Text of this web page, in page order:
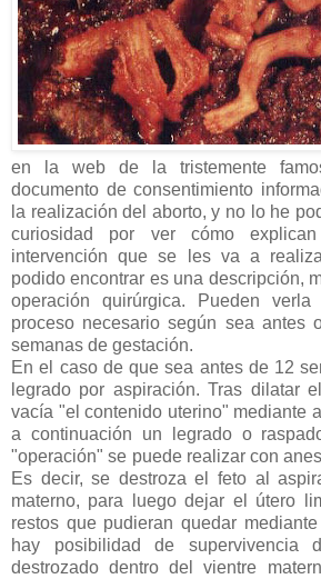
en la web de la tristemente
documento de consentimiento
la realización del aborto, y no lo he
curiosidad por ver cómo
intervención que se les va a
podido encontrar es una descripción,
operación quirúrgica. Pueden verla
proceso necesario según sea antes
semanas de gestación.
En el caso de que sea antes de 12
legrado por aspiración. Tras dilatar
vacía "el contenido uterino" mediante
a continuación un legrado o
"operación" se puede realizar con
Es decir, se destroza el feto al
materno, para luego dejar el útero
restos que pudieran quedar
hay posibilidad de supervivencia
destrozado dentro del vientre